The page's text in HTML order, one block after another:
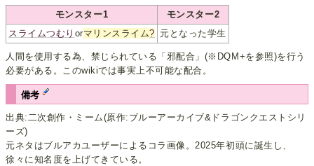
モンスター1
モンスター2
スライムつむり orマリンスライム? 元となった学生
人間を使用する為、禁じられている「邪配合」(※DQM+を参照)を行う
必要がある。このwikiでは事実上不可能な配合。
備考
出典:二次創作・ミーム(原作:ブルーアーカイブ&ドラゴンクエストシリ
ーズ)
元ネタはブルアカユーザーによるコラ画像。2025年初頭に誕生し、
徐々に知名度を上げてきている。